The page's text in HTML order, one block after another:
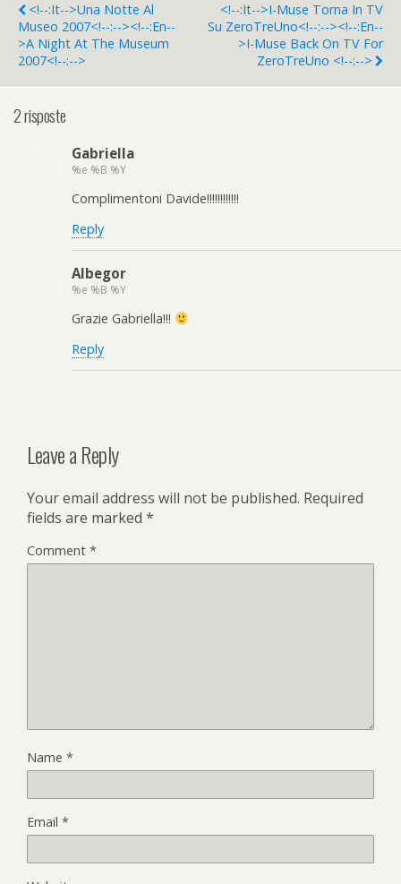
<!--:it-->Una Notte Al
Museo 2007<!--:--><!--:en--
>A Night At The Museum
2007<!--:-->
<!--:it-->i-Muse Torna In TV
Su ZeroTreUno<!--:--><!--:en--
>i-Muse Back On TV For
ZeroTreUno <!--:-->
2 risposte
Gabriella
%e %B %Y
Complimentoni Davide!!!!!!!!!!!!
Reply
Albegor
%e %B %Y
Grazie Gabriella!!!
Reply
Leave a Reply
Your email address will not be published. Required
fields are marked *
Comment *
Name *
Email *